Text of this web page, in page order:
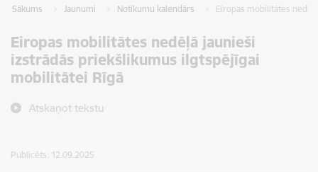
Sākums Jaunumi Notikumu kalendārs Eiropas mobilitātes
Eiropas mobilitātes nedēļā jaunieši
izstrādās priekšlikumus ilgtspējīgai
mobilitātei Rīgā
Atskaņot tekstu
Publicēts: 12.09.2025.